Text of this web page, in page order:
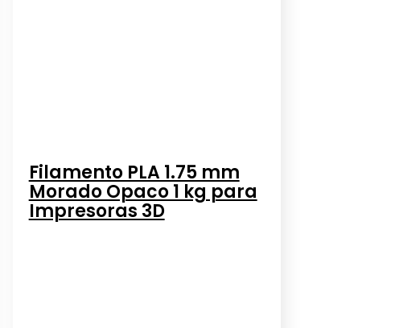
Filamento PLA 1.75 mm
Morado Opaco 1 kg para
Impresoras 3D